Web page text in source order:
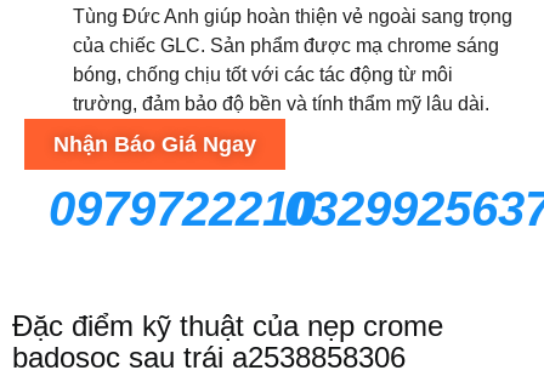
Tùng Đức Anh giúp hoàn thiện vẻ ngoài sang trọng
của chiếc GLC. Sản phẩm được mạ chrome sáng
bóng, chống chịu tốt với các tác động từ môi
trường, đảm bảo độ bền và tính thẩm mỹ lâu dài.
Nhận Báo Giá Ngay
0979722210
Đặc điểm kỹ thuật của nẹp crome
badosoc sau trái a2538858306